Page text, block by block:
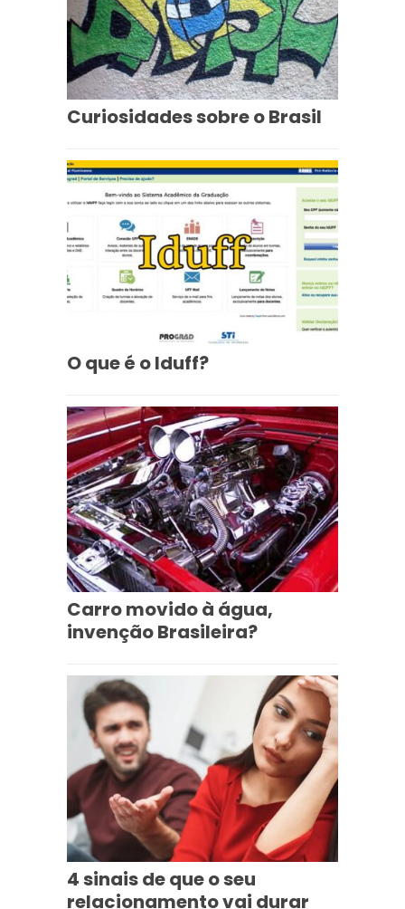
Curiosidades sobre o Brasil
O que é o Iduff?
Carro movido à água,
invenção Brasileira?
4 sinais de que o seu
relacionamento vai durar